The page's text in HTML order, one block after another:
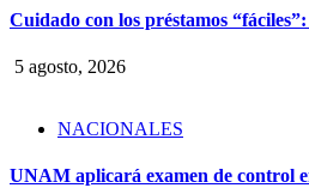
Cuidado con los préstamos
5 agosto, 2026
NACIONALES
UNAM aplicará examen de control